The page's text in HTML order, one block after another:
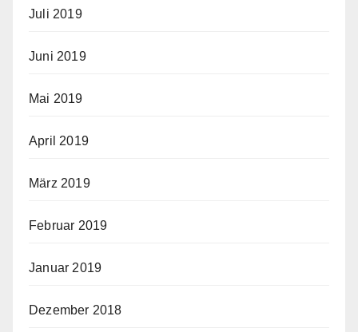
Juli 2019
Juni 2019
Mai 2019
April 2019
März 2019
Februar 2019
Januar 2019
Dezember 2018